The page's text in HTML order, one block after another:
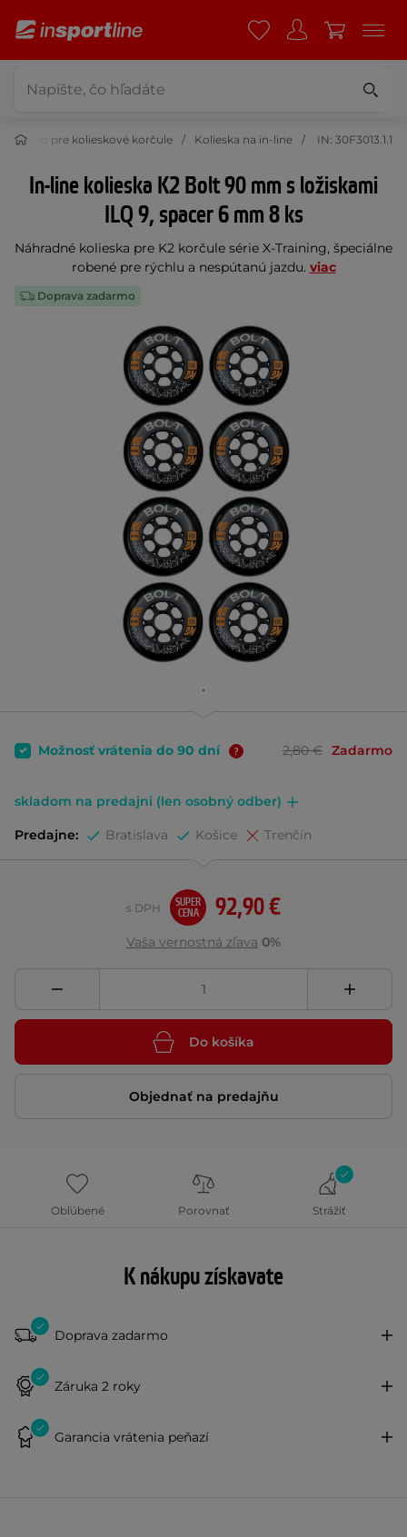
Všetko pre kolieskové korčule Kolieska na in-line IN: 30F3013.1.1
In-line kolieska K2 Bolt 90 mm s ložiskami
ILQ 9, spacer 6 mm 8 ks
Náhradné kolieska pre K2 korčule série X-Training, špeciálne
robené pre rýchlu a nespútanú jazdu. viac
Doprava zadarmo
Možnosť vrátenia do 90 dní 2,80 € Zadarmo
skladom na predajni (len osobný odber)
Predajne: Bratislava Košice Trenčín
92,90 €
s DPH
SUPER
CENA
Vaša vernostná zľava 0%
Do košíka
Objednať na predajňu
Obľúbené Porovnať Strážiť
K nákupu získavate
Doprava zadarmo
Záruka 2 roky
Garancia vrátenia peňazí